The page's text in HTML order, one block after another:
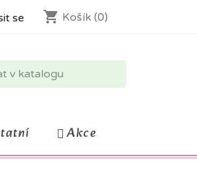
se shopping_cart Košík (0)
Akce